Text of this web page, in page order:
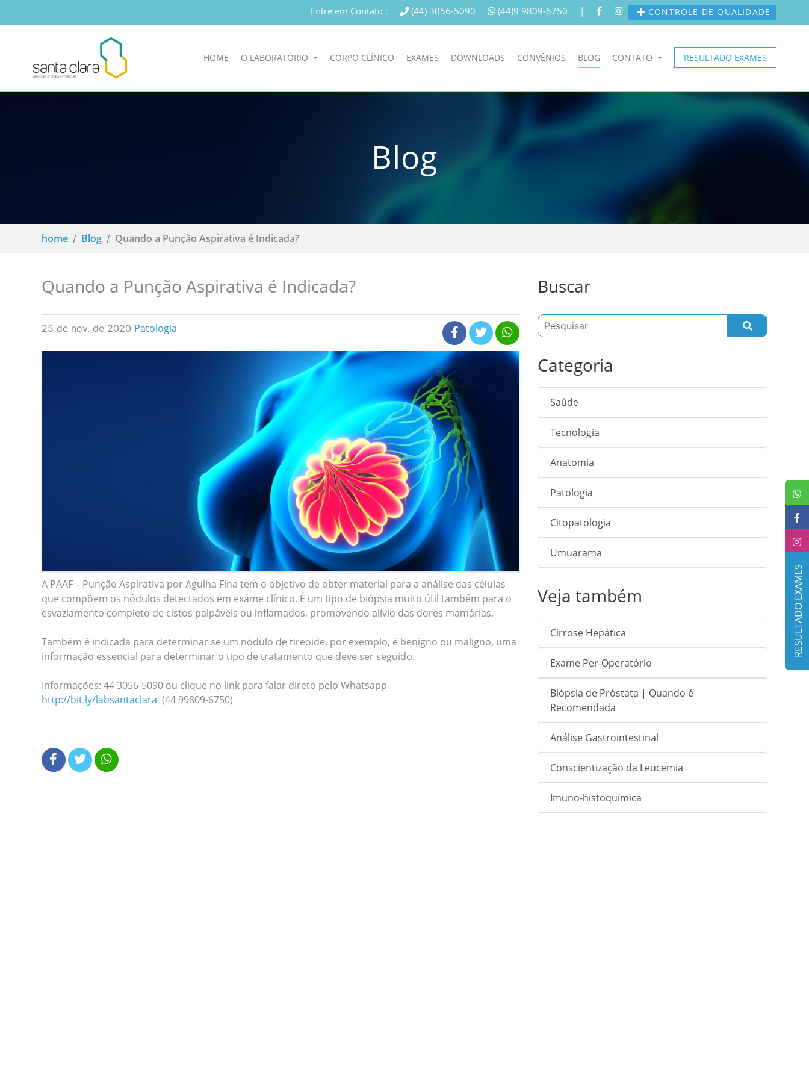
Entre em Contato : (44) 3056-5090 (44)9 9809-6750 | CONTROLE DE QUALIDADE
HOME O LABORATÓRIO CORPO CLÍNICO EXAMES DOWNLOADS CONVÊNIOS BLOG CONTATO RESULTADO EXAMES
Blog
home Blog Quando a Punção Aspirativa é Indicada?
Quando a Punção Aspirativa é Indicada?
25 de nov. de 2020 Patologia
A PAAF – Punção Aspirativa por Agulha Fina tem o objetivo de obter material para a análise das células
que compõem os nódulos detectados em exame clínico. É um tipo de biópsia muito útil também para o
esvaziamento completo de cistos palpáveis ou inflamados, promovendo alívio das dores mamárias.
Também é indicada para determinar se um nódulo de tireoide, por exemplo, é benigno ou maligno, uma
informação essencial para determinar o tipo de tratamento que deve ser seguido.
Informações: 44 3056-5090 ou clique no link para falar direto pelo Whatsapp
http://bit.ly/labsantaclara (44 99809-6750)
Buscar
Categoria
Saúde
Tecnologia
Anatomia
Patologia
Citopatologia
Umuarama
Veja também
Cirrose Hepática
Exame Per-Operatório
Biópsia de Próstata | Quando é
Recomendada
Análise Gastrointestinal
Conscientização da Leucemia
Imuno-histoquímica
RESULTADO EXAMES